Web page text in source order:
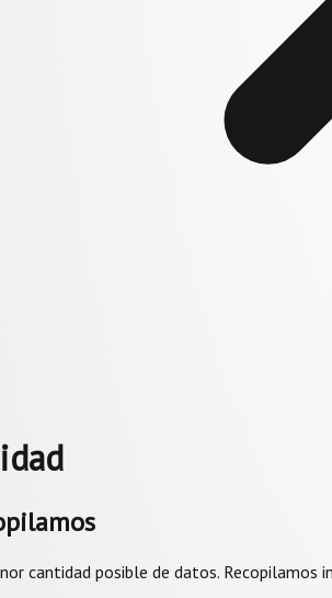
cantidad posible de datos. Recopilamos